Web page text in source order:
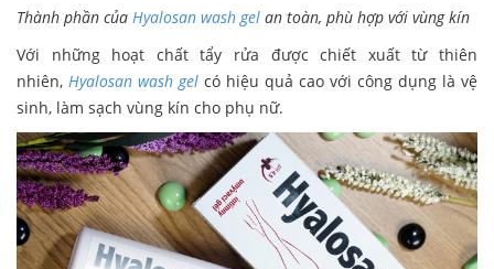
Thành phần của Hyalosan wash gel an toàn, phù hợp với vùng kín
Với những hoạt chất tẩy rửa được chiết xuất từ thiên
nhiên, Hyalosan wash gel có hiệu quả cao với công dụng là vệ
sinh, làm sạch vùng kín cho phụ nữ.